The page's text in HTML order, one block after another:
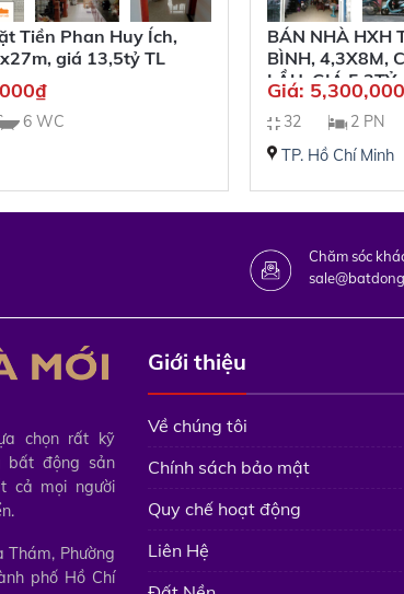
Tiền Phan Huy Ích,
giá 13,5tỷ TL
₫
6 WC
BÁN NHÀ HXH
BÌNH, 4,3X8M,
LẦU, GIÁ 5.3TỶ
Giá:
32 2 PN
TP. Hồ Chí Minh
Chăm sóc
chọn rất kỹ
bất động sản
cả mọi người
Phường
phố Hồ Chí
Giới thiệu
Về chúng tôi
Chính sách bảo mật
Quy chế hoạt động
Liên Hệ